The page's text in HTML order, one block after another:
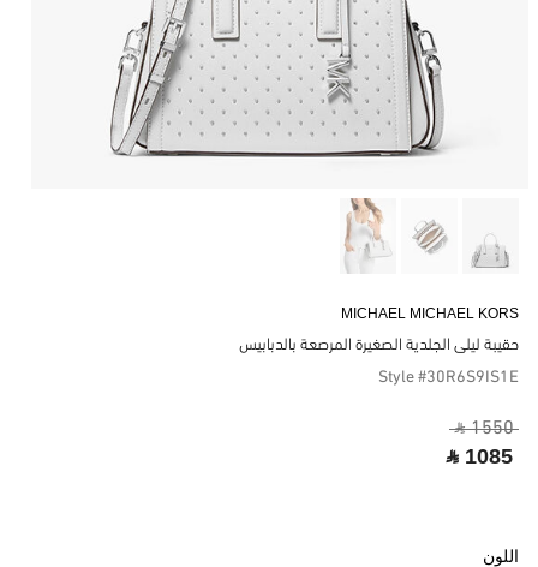
MICHAEL MICHAEL KORS
حقيبة ليلى الجلدية الصغيرة المرصعة بالدبابيس
Style #30R6S9IS1E
‎ ⃁ 1550 ‎
‎ ⃁ 1085 ‎
اللون